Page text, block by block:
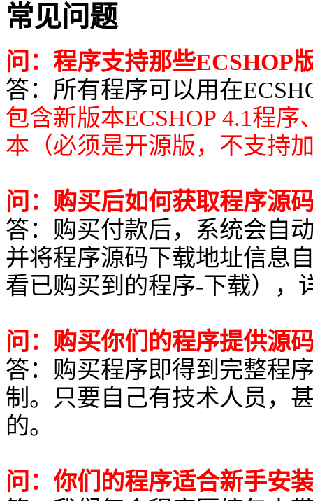
常见问题
问：程序支持那些ECSHOP
答：所有程序可以用在
包含新版本ECSHOP 4.1程
本（必须是开源版，不支持
问：购买后如何获取程序源
答：购买付款后，系统会自
并将程序源码下载地址信息
看已购买到的程序-下载），
问：购买你们的程序提供源
答：购买程序即得到完整程
制。只要自己有技术人员，
的。
问：你们的程序适合新手安